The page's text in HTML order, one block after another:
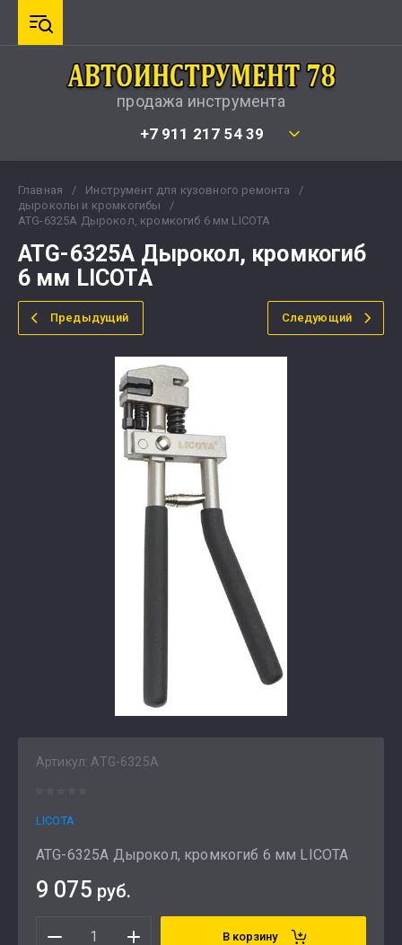
продажа инструмента
+7 911 217 54 39
Главная / Инструмент для кузовного ремонта
/
дыроколы и кромкогибы
/
ATG-6325A Дырокол, кромкогиб 6 мм LICOTA
ATG-6325A Дырокол, кромкогиб
6 мм LICOTA
Предыдущий Следующий
Артикул: ATG-6325A
LICOTA
ATG-6325A Дырокол, кромкогиб 6 мм LICOTA
9 075 руб.
В корзину